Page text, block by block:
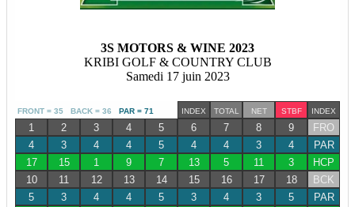
3S MOTORS & WINE 2023
KRIBI GOLF & COUNTRY CLUB
Samedi 17 juin 2023
FRONT = 35 BACK = 36 PAR = 71 INDEX TOTAL NET STBF INDEX
1 2 3 4 5 6 7 8 9
FRO
4
3 4 4 5 4 4 3 4
PAR
17
15 1 9 7 13 5 11 3
HCP
10
11 12 13 14 15 16 17 18
BCK
5
3 4 4 5 3 4 3 5
PAR